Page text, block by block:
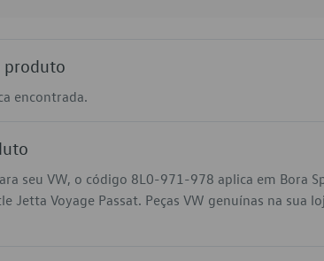
produto
encontrada.
seu VW, o código 8L0-971-978 aplica em Bora
Jetta Voyage Passat. Peças VW genuínas na sua